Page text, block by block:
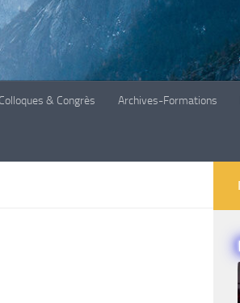
Colloques & Congrès Archives-Formations